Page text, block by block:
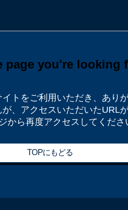
トをご利用いただき、 あり
、 アクセスいただいたURL
から再度アクセスしてくださ
TOPにもどる